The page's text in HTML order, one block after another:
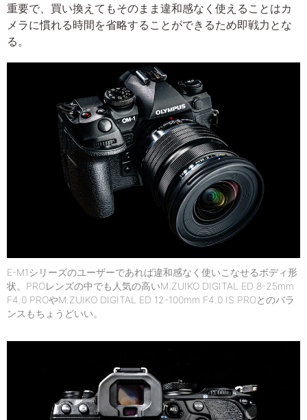
重要で、買い換えてもそのまま違和感なく使えることはカ
メラに慣れる時間を省略することができるため即戦力とな
る。
E-M1シリーズのユーザーであれば違和感なく使いこなせるボディ形
状。PROレンズの中でも人気の高いM.ZUIKO DIGITAL ED 8-25mm
F4.0 PROやM.ZUIKO DIGITAL ED 12-100mm F4.0 IS PROとのバラ
ンスもちょうどいい。